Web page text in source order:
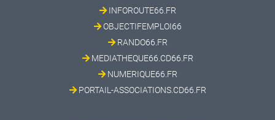
INFOROUTE66.FR
OBJECTIFEMPLOI66
RANDO66.FR
MEDIATHEQUE66.CD66.FR
NUMERIQUE66.FR
PORTAIL-ASSOCIATIONS.CD66.FR